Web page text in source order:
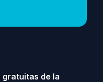
gratuitas de la